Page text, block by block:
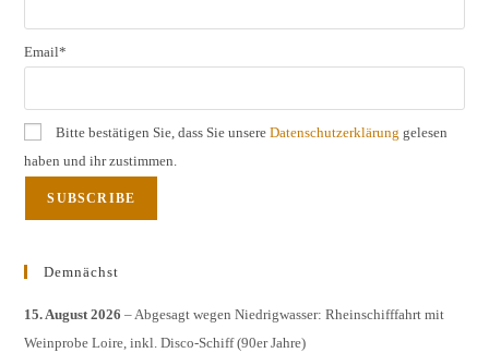
Email*
Bitte bestätigen Sie, dass Sie unsereDatenschutzerklärung gelesen
haben und ihr zustimmen.
Demnächst
15. August 2026 – Abgesagt wegen Niedrigwasser: Rheinschifffahrt mit
Weinprobe Loire, inkl. Disco-Schiff (90er Jahre)